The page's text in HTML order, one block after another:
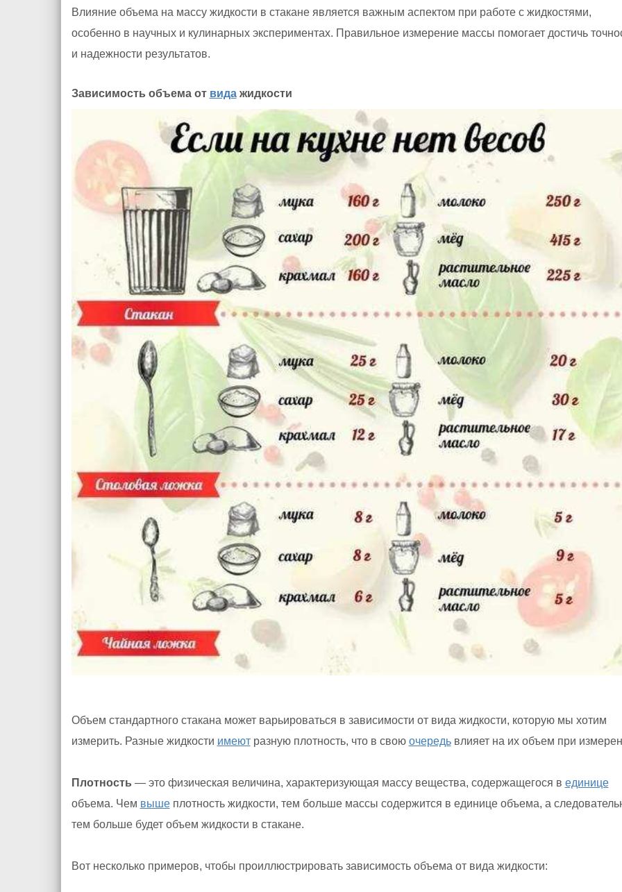
Влияние объема на массу жидкости в стакане является важным аспектом при работе с жидкостями,
особенно в научных и кулинарных экспериментах. Правильное измерение массы помогает достичь
и надежности результатов.
Зависимость объема от видажидкости
Объем стандартного стакана может варьироваться в зависимости от вида жидкости, которую мы хотим
измерить. Разные жидкости имеютразную плотность, что в свою очередьвлияет на их объем при
Плотность — это физическая величина, характеризующая массу вещества, содержащегося в единице
объема. Чем вышеплотность жидкости, тем больше массы содержится в единице объема, а
тем больше будет объем жидкости в стакане.
Вот несколько примеров, чтобы проиллюстрировать зависимость объема от вида жидкости: